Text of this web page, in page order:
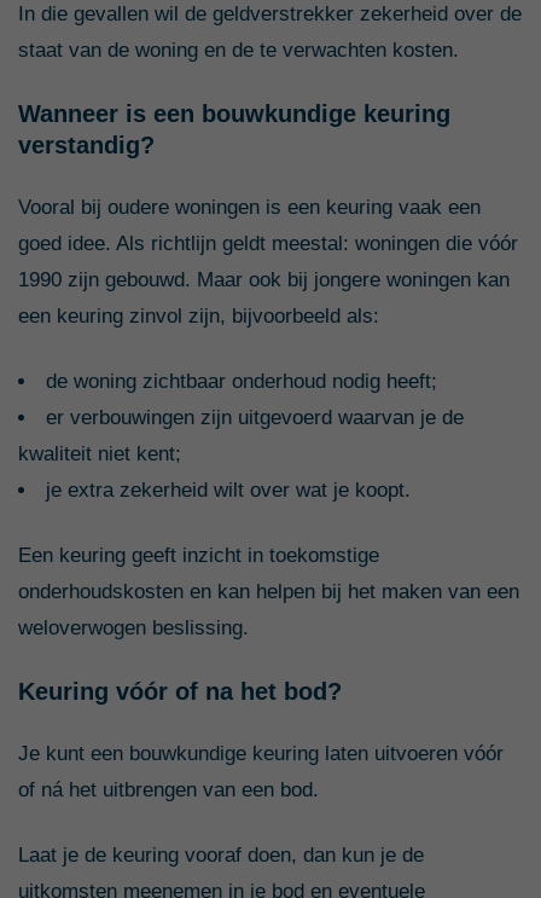
In die gevallen wil de geldverstrekker zekerheid over de
staat van de woning en de te verwachten kosten.
Wanneer is een bouwkundige keuring
verstandig?
Vooral bij oudere woningen is een keuring vaak een
goed idee. Als richtlijn geldt meestal: woningen die vóór
1990 zijn gebouwd. Maar ook bij jongere woningen kan
een keuring zinvol zijn, bijvoorbeeld als:
de woning zichtbaar onderhoud nodig heeft;
er verbouwingen zijn uitgevoerd waarvan je de
kwaliteit niet kent;
je extra zekerheid wilt over wat je koopt.
Een keuring geeft inzicht in toekomstige
onderhoudskosten en kan helpen bij het maken van een
weloverwogen beslissing.
Keuring vóór of na het bod?
Je kunt een bouwkundige keuring laten uitvoeren vóór
of ná het uitbrengen van een bod.
Laat je de keuring vooraf doen, dan kun je de
uitkomsten meenemen in je bod en eventuele